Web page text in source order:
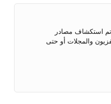
تم استكشاف مصادر
والمجلات أو حتى